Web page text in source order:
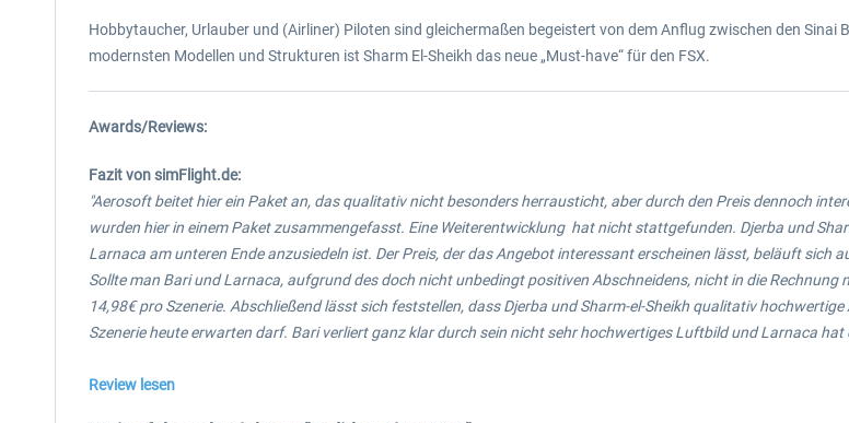
Hobbytaucher, Urlauber und (Airliner) Piloten sind gleichermaßen begeistert von dem Anflug zwischen den
modernsten Modellen und Strukturen ist Sharm El-Sheikh das neue „Must-have“ für den FSX.
Awards/Reviews:
Fazit von simFlight.de:
"Aerosoft beitet hier ein Paket an, das qualitativ nicht besonders herrausticht, aber durch den Preis dennoch
wurden hier in einem Paket zusammengefasst. Eine Weiterentwicklung hat nicht stattgefunden. Djerba und
Larnaca am unteren Ende anzusiedeln ist. Der Preis, der das Angebot interessant erscheinen lässt, beläuft sich
Sollte man Bari und Larnaca, aufgrund des doch nicht unbedingt positiven Abschneidens, nicht in die Rechnung
14,98€ pro Szenerie. Abschließend lässt sich feststellen, dass Djerba und Sharm-el-Sheikh qualitativ
Szenerie heute erwarten darf. Bari verliert ganz klar durch sein nicht sehr hochwertiges Luftbild und Larnaca
Review lesen